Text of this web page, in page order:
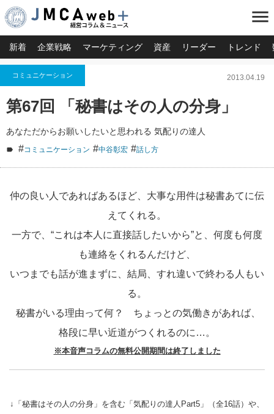
menu
新着 企業戦略 マーケティング 資産 リーダー トレンド
コミュニケーション 2013.04.19
第67回 「秘書はその人の分身」
あなただからお願いしたいと思われる 気配りの達人
#コミュニケーション #中谷彰宏 #話し方
仲の良い人であればあるほど、大事な用件は秘書あてに伝
えてくれる。
一方で、“これは本人に直接話したいから”と、何度も何度
も連絡をくれるんだけど、
いつまでも話が進まずに、結局、すれ違いで終わる人もい
る。
秘書がいる理由って何？ ちょっとの気働きがあれば、
格段に早い近道がつくれるのに…。
※本音声コラムの無料公開期間は終了しました
↓「秘書はその人の分身」を含む「気配りの達人Part5」（全16話）や、